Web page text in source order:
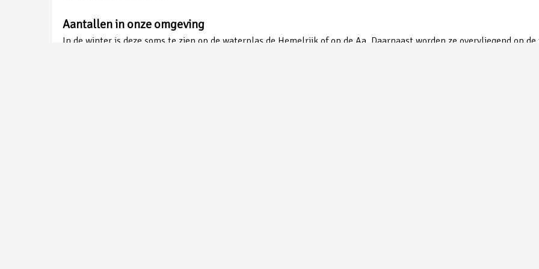
Aantallen in onze omgeving
In de winter is deze soms te zien op de waterplas de Hemelrijk of op de Aa. Daarnaast worden ze overvliegend op de